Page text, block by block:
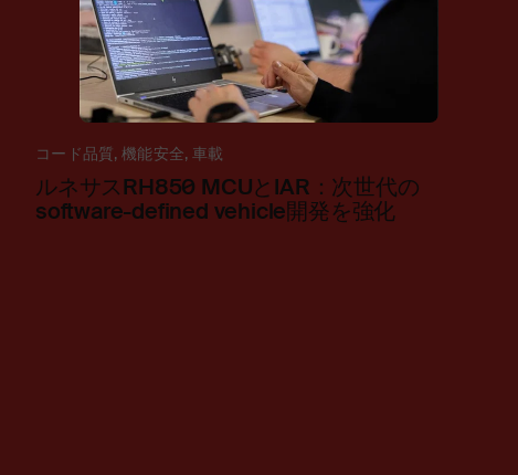
コード品質, 機能安全, 車載
ルネサスRH850 MCUとIAR：次世代の
software-defined vehicle開発を強化